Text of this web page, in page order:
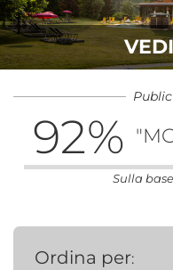
92%
Sulla
Ordina per: